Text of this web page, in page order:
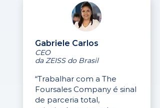
Gabriele Carlos
CEO
da ZEISS do Brasil
“Trabalhar com a The
Foursales Company é sinal
de parceria total,